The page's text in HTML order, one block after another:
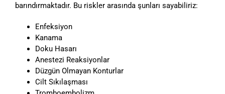
barındırmaktadır. Bu riskler arasında şunları sayabiliriz:
Enfeksiyon
Kanama
Doku Hasarı
Anestezi Reaksiyonlar
Düzgün Olmayan Konturlar
Cilt Sıkılaşması